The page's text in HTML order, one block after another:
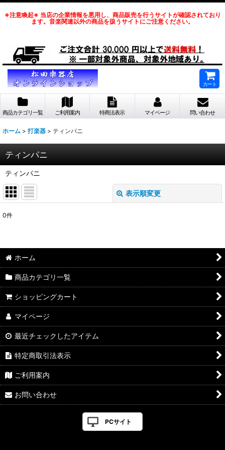
※注意喚起※ 当店の企業情報を悪用し、商品販売を行うサイトが確認されており
ます。音楽関連以外の商品を扱うサイトにご注意ください。
カート
商品カテゴリ一覧 ご利用案内 特商法表示 マイページ 問い合わせ
ホーム > 打楽器 > ティンパニ
ティンパニ
ティンパニ
表示順変更
並び順:
0件
ホーム
商品カテゴリ一覧
ショッピングカート
マイページ
最近チェックしたアイテム
特定商取引法表示
ご利用案内
お問い合わせ
PCサイト